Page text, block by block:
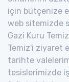
için bütçenize
web sitemizde
Gazi Kuru
Temiz'i ziyaret
tarihte
tesislerimizde